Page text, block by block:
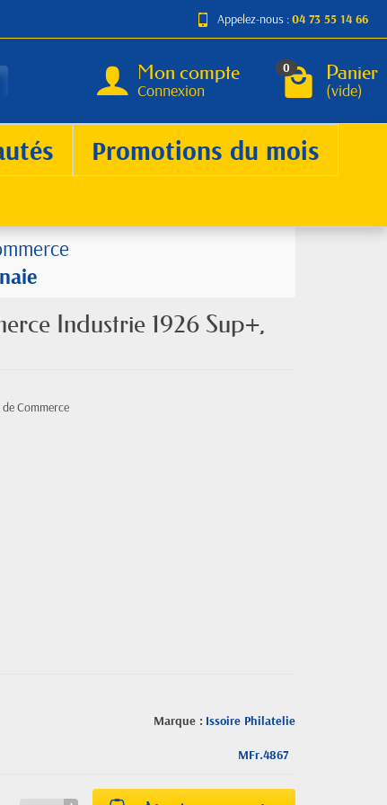
Appelez-nous :04 73 55 14 66
Mon compte
Connexion
0 Panier
(vide)
Promotions du mois
Industrie 1926 Sup+,
Commerce
Marque : Issoire Philatelie
MFr.4867